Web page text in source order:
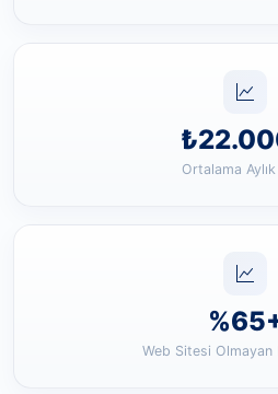
Ortalama
Web Sitesi Olmayan